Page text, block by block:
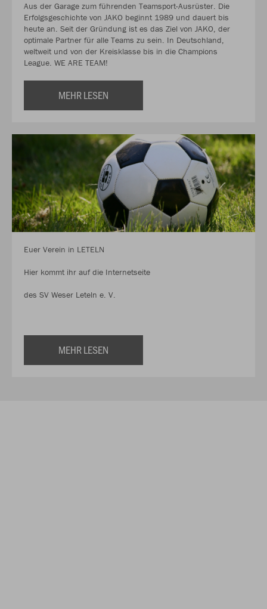
Aus der Garage zum führenden Teamsport-Ausrüster. Die
Erfolgsgeschichte von JAKO beginnt 1989 und dauert bis
heute an. Seit der Gründung ist es das Ziel von JAKO, der
optimale Partner für alle Teams zu sein. In Deutschland,
weltweit und von der Kreisklasse bis in die Champions
League. WE ARE TEAM!
MEHR LESEN
Euer Verein in LETELN
Hier kommt ihr auf die Internetseite
des SV Weser Leteln e. V.
MEHR LESEN